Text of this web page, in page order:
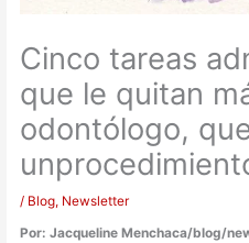
Cinco tareas
que le quitan
odontólogo,
/ Blog, Newsletter
Por: Jacqueline Menchaca/blog/